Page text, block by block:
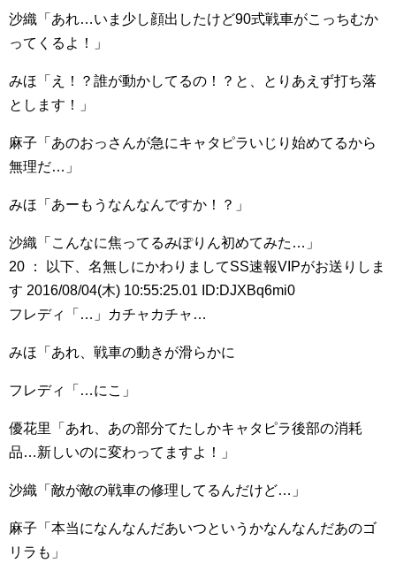
沙織「あれ…いま少し顔出したけど90式戦車がこっちむか
ってくるよ！」
みほ「え！？誰が動かしてるの！？と、とりあえず打ち落
とします！」
麻子「あのおっさんが急にキャタピラいじり始めてるから
無理だ…」
みほ「あーもうなんなんですか！？」
沙織「こんなに焦ってるみぽりん初めてみた…」
20 ： 以下、名無しにかわりましてSS速報VIPがお送りしま
す 2016/08/04(木) 10:55:25.01 ID:DJXBq6mi0
フレディ「…」カチャカチャ…
みほ「あれ、戦車の動きが滑らかに
フレディ「…にこ」
優花里「あれ、あの部分てたしかキャタピラ後部の消耗
品…新しいのに変わってますよ！」
沙織「敵が敵の戦車の修理してるんだけど…」
麻子「本当になんなんだあいつというかなんなんだあのゴ
リラも」